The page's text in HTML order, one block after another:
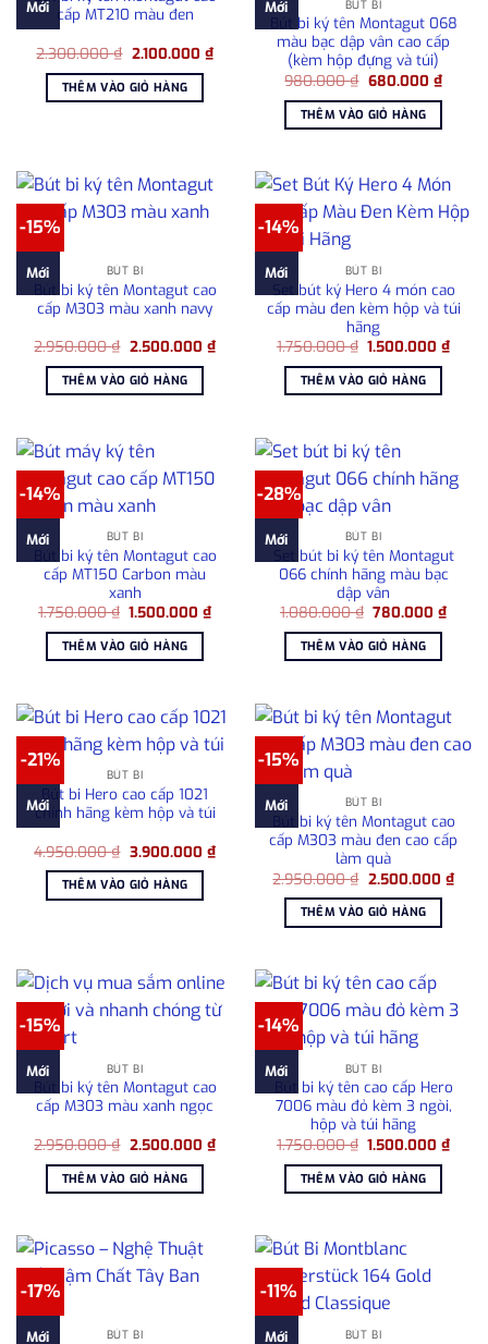
Mới cấp MT210 màu đen
2.300.000₫ Giá
là:
2.300.000 ₫.
2.100.000 ₫Giá
hiện
2.100.000 ₫.
THÊM VÀO GIỎ HÀNG
Mới BÚT BI
Bút bi ký tên Montagut 068
màu bạc dập vân cao cấp
(kèm hộp đựng và túi)
980.000₫ Giá
là:
980.000 ₫.
680.000 ₫Giá
hiện
THÊM VÀO GIỎ HÀNG
-15%
Mới BÚT BI
Bút bi ký tên Montagut cao
cấp M303 màu xanh navy
2.950.000₫ Giá
là:
2.950.000 ₫.
2.500.000 ₫Giá
hiện
2.500.000 ₫.
THÊM VÀO GIỎ HÀNG
-14%
Mới BÚT BI
Set bút ký Hero 4 món cao
cấp màu đen kèm hộp và túi
hãng
1.750.000₫ Giá
là:
1.750.000 ₫.
1.500.000₫Giá
hiện
THÊM VÀO GIỎ HÀNG
-14%
Mới BÚT BI
Bút bi ký tên Montagut cao
cấp MT150 Carbon màu
xanh
1.750.000₫ Giá
là:
1.750.000 ₫.
1.500.000₫Giá
hiện
1.500.000 ₫.
THÊM VÀO GIỎ HÀNG
-28%
Mới BÚT BI
Set bút bi ký tên Montagut
066 chính hãng màu bạc
dập vân
1.080.000₫ Giá
là:
1.080.000 ₫.
780.000₫Giá
hiện
THÊM VÀO GIỎ HÀNG
-21%
Mới
BÚT BI
Bút bi Hero cao cấp 1021
chính hãng kèm hộp và túi
4.950.000₫ Giá
là:
4.950.000 ₫.
3.900.000 ₫Giá
hiện
3.900.000 ₫.
THÊM VÀO GIỎ HÀNG
-15%
Mới BÚT BI
Bút bi ký tên Montagut cao
cấp M303 màu đen cao cấp
làm quà
2.950.000₫ Giá
là:
2.950.000 ₫.
2.500.000 ₫Giá
hiện
THÊM VÀO GIỎ HÀNG
-15%
Mới BÚT BI
Bút bi ký tên Montagut cao
cấp M303 màu xanh ngọc
2.950.000₫ Giá
là:
2.950.000 ₫.
2.500.000 ₫Giá
hiện
2.500.000 ₫.
THÊM VÀO GIỎ HÀNG
-14%
Mới BÚT BI
Bút bi ký tên cao cấp Hero
7006 màu đỏ kèm 3 ngòi,
hộp và túi hãng
1.750.000₫ Giá
là:
1.750.000 ₫.
1.500.000₫Giá
hiện
THÊM VÀO GIỎ HÀNG
-17%
Mới BÚT BI
-11%
Mới BÚT BI